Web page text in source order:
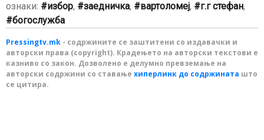
ознаки:
избор, заедничка, вартоломеј, г.г стефан,
богослужба
Pressingtv.mk - содржините се заштитени со издавачки и
авторски права (copyright). Крадењето на авторски текстови е
казниво со закон. Дозволено е делумно превземање на
авторски содржини со ставање хиперлинк до содржината што
се цитира.